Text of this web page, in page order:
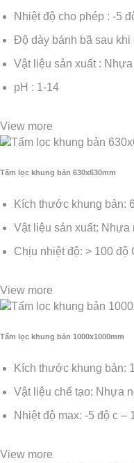
Nhiệt độ cho phép : -5
Độ dày bánh bã sau khi
Vật liệu sản xuất :
pH : 1-14
View more
Tấm lọc khung bản 630x630mm
Kích thước khung bản:
Vật liệu sản xuất: Nhựa
Chịu nhiệt độ: > 100 độ
View more
Tấm lọc khung bản 1000x1000mm
Kích thước khung bản:
Vật liệu chế tạo: Nhựa
Nhiệt độ max: -5 độ c –
View more